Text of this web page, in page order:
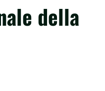
della